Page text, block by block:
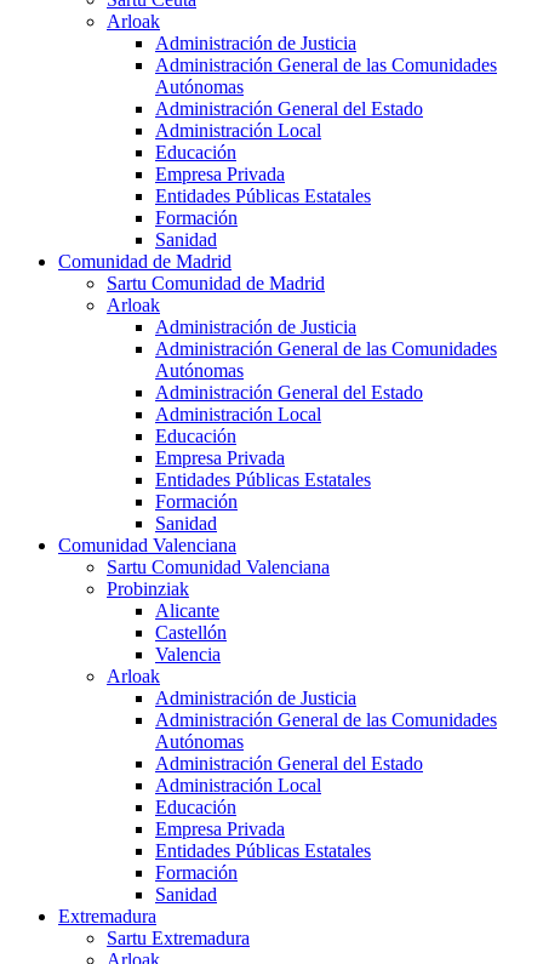
Arloak
Administración de Justicia
Administración General de las Comunidades
Autónomas
Administración General del Estado
Administración Local
Educación
Empresa Privada
Entidades Públicas Estatales
Formación
Sanidad
Comunidad de Madrid
Sartu Comunidad de Madrid
Arloak
Administración de Justicia
Administración General de las Comunidades
Autónomas
Administración General del Estado
Administración Local
Educación
Empresa Privada
Entidades Públicas Estatales
Formación
Sanidad
Comunidad Valenciana
Sartu Comunidad Valenciana
Probinziak
Alicante
Castellón
Valencia
Arloak
Administración de Justicia
Administración General de las Comunidades
Autónomas
Administración General del Estado
Administración Local
Educación
Empresa Privada
Entidades Públicas Estatales
Formación
Sanidad
Extremadura
Sartu Extremadura